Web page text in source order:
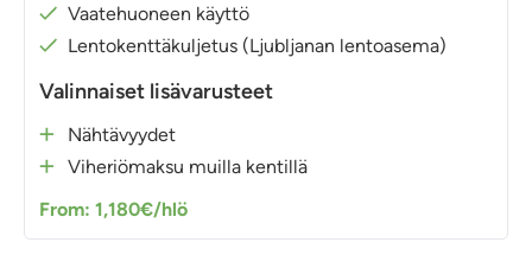
Vaatehuoneen käyttö
Lentokenttäkuljetus (Ljubljanan lentoasema)
Valinnaiset lisävarusteet
Nähtävyydet
Viheriömaksu muilla kentillä
From: 1,180€/hlö